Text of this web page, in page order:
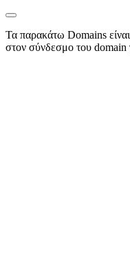
Τα παρακάτω Domains
στον σύνδεσμο του domain